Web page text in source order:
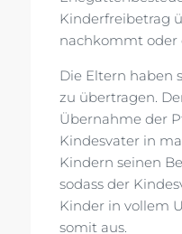
Kinderfreibetrag
nachkommt oder
Die Eltern haben
zu übertragen.
Übernahme der
Kindesvater in
Kindern seinen
sodass der
Kinder in vollem
somit aus.